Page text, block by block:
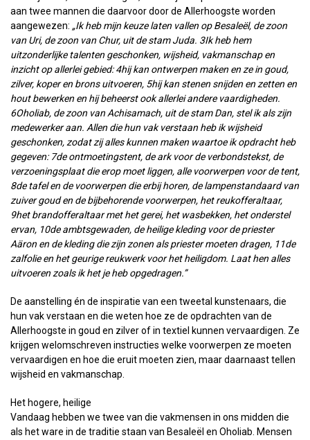
aan twee mannen die daarvoor door de Allerhoogste worden
aangewezen: „Ik heb mijn keuze laten vallen op Besaleël, de zoon
van Uri, de zoon van Chur, uit de stam Juda. 3Ik heb hem
uitzonderlijke talenten geschonken, wijsheid, vakmanschap en
inzicht op allerlei gebied:4hij kan ontwerpen maken en ze in goud,
zilver, koper en brons uitvoeren, 5hij kan stenen snijden en zetten en
hout bewerken en hij beheerst ook allerlei andere vaardigheden.
6Oholiab, de zoon van Achisamach, uit de stam Dan, stel ik als zijn
medewerker aan. Allen die hun vak verstaan heb ik wijsheid
geschonken, zodat zij alles kunnen maken waartoe ik opdracht heb
gegeven: 7de ontmoetingstent, de ark voor de verbondstekst, de
verzoeningsplaat die erop moet liggen, alle voorwerpen voor de tent,
8de tafel en de voorwerpen die erbij horen, de lampenstandaard van
zuiver goud en de bijbehorende voorwerpen, het reukofferaltaar,
9het brandofferaltaar met het gerei, het wasbekken, het onderstel
ervan, 10de ambtsgewaden, de heilige kleding voor de priester
Aäron en de kleding die zijn zonen als priester moeten dragen, 11de
zalfolie en het geurige reukwerk voor het heiligdom. Laat hen alles
uitvoeren zoals ik het je heb opgedragen.”
De aanstelling én de inspiratie van een tweetal kunstenaars, die
hun vak verstaan en die weten hoe ze de opdrachten van de
Allerhoogste in goud en zilver of in textiel kunnen vervaardigen. Ze
krijgen welomschreven instructies welke voorwerpen ze moeten
vervaardigen en hoe die eruit moeten zien, maar daarnaast tellen
wijsheid en vakmanschap.
Het hogere, heilige
Vandaag hebben we twee van die vakmensen in ons midden die
als het ware in de traditie staan van Besaleël en Oholiab. Mensen